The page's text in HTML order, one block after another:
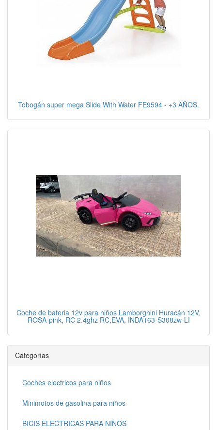
Tobogán super mega Slide With Water FE9594 - +3 AÑOS.
Coche de bateria 12v para niños Lamborghini Huracán 12V,
ROSA-pink, RC 2.4ghz RC,EVA, INDA163-S308zw-LI
Categorías
Coches electricos para niños
Minimotos de gasolina para niños
BICIS ELECTRICAS PARA NIÑOS